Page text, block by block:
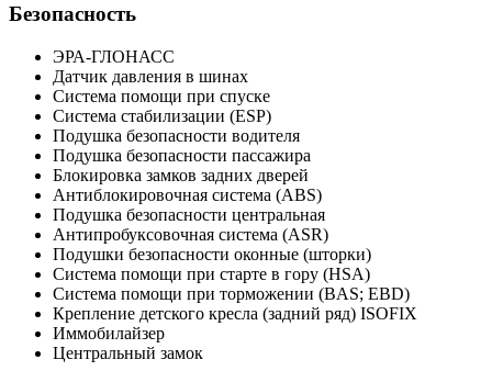
Безопасность
ЭРА-ГЛОНАСС
Датчик давления в шинах
Система помощи при спуске
Система стабилизации (ESP)
Подушка безопасности водителя
Подушка безопасности пассажира
Блокировка замков задних дверей
Антиблокировочная система (ABS)
Подушка безопасности центральная
Антипробуксовочная система (ASR)
Подушки безопасности оконные (шторки)
Система помощи при старте в гору (HSA)
Система помощи при торможении (BAS; EBD)
Крепление детского кресла (задний ряд) ISOFIX
Иммобилайзер
Центральный замок